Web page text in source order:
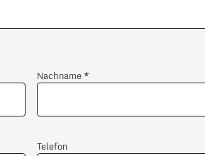
Nachname
Telefon